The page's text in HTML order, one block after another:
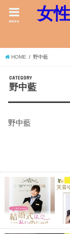
女
menu
HOME 野中藍
CATEGORY
野中藍
野中藍